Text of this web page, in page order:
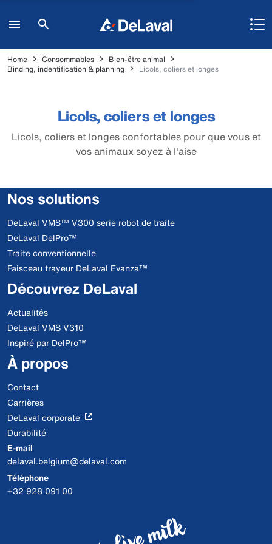
Home Consommables
Bien-être animal
Binding, indentification & planning
Licols, coliers et longes
Licols, coliers et longes
Licols, coliers et longes confortables pour que vous et
vos animaux soyez à l'aise
Nos solutions
DeLaval VMS™ V300 serie robot de traite
DeLaval DelPro™
Traite conventionnelle
Faisceau trayeur DeLaval Evanza™
Découvrez DeLaval
Actualités
DeLaval VMS V310
Inspiré par DelPro™
À propos
Contact
Carrières
DeLaval corporate
Durabilité
E-mail
delaval.belgium@delaval.com
Téléphone
+32 928 091 00